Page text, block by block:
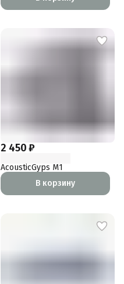
2 450 ₽
AcousticGyps M1
В корзину